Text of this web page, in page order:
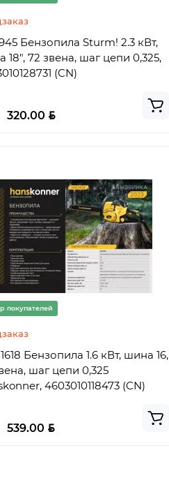
Бензопила Sturm! 2.3 кВт,
18", 72 звена, шаг цепи 0,325,
(CN)
320.00 BYN
покупателей
Бензопила 1.6 кВт, шина 16,
шаг цепи 0,325
4603010118473 (CN)
539.00 BYN